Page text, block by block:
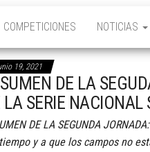
COMPETICIONES NOTICIAS
19, 2021
DE LA
LA SERIE NACIONAL
DE LA SEGUNDA
y a que los campos no